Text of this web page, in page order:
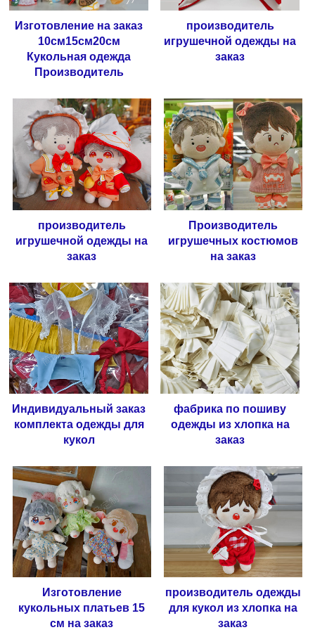
Изготовление на заказ
10см15см20см
Кукольная одежда
Производитель
производитель
игрушечной одежды на
заказ
производитель
игрушечной одежды на
заказ
Производитель
игрушечных костюмов
на заказ
Индивидуальный заказ
комплекта одежды для
кукол
фабрика по пошиву
одежды из хлопка на
заказ
Изготовление
кукольных платьев 15
см на заказ
производитель одежды
для кукол из хлопка на
заказ